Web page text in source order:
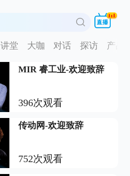
讲堂 大咖 对话 探访 产品
MIR 睿工业-欢迎致辞
396次观看
传动网-欢迎致辞
752次观看